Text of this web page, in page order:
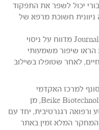
יכול לשפר את התפקוד
חשוכת מרפא של
כתב העת Journal of Translational Medicine מדווח על ניסוי
הראו שיפור משמעותי
לאחר שטופלו בשילוב
למרכז האקדמי
גואנגדונג שבסין בשיתוף עם חברת Beike Biotechnology, מן
ורפואה רגנרטיבית, יחד עם